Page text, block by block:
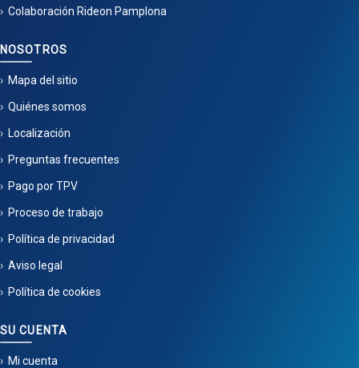
Colaboración Rideon Pamplona
NOSOTROS
Mapa del sitio
Quiénes somos
Localización
Preguntas frecuentes
Pago por TPV
Proceso de trabajo
Política de privacidad
Aviso legal
Política de cookies
SU CUENTA
Mi cuenta